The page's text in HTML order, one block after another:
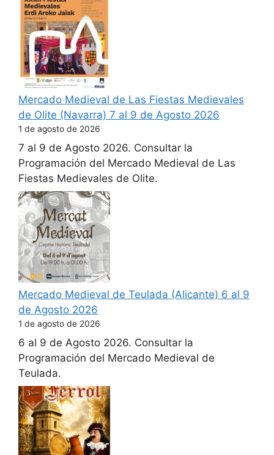
Mercado Medieval de Las Fiestas Medievales
de Olite (Navarra) 7 al 9 de Agosto 2026
1 de agosto de 2026
7 al 9 de Agosto 2026. Consultar la
Programación del Mercado Medieval de Las
Fiestas Medievales de Olite.
Mercado Medieval de Teulada (Alicante) 6 al 9
de Agosto 2026
1 de agosto de 2026
6 al 9 de Agosto 2026. Consultar la
Programación del Mercado Medieval de
Teulada.